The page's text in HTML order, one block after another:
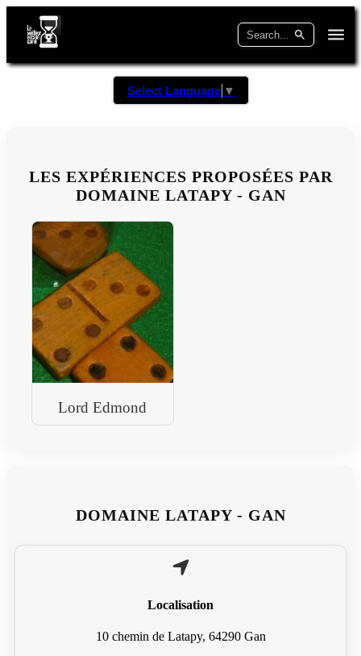
Select Language ▼
LES EXPÉRIENCES PROPOSÉES PAR
DOMAINE LATAPY - GAN
Lord Edmond
DOMAINE LATAPY - GAN
Localisation
10 chemin de Latapy, 64290 Gan